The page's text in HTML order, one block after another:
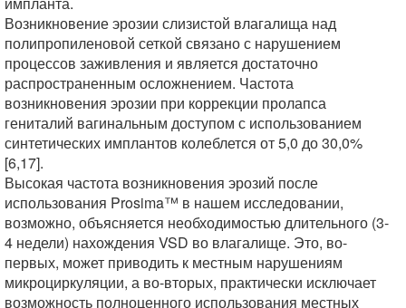
Возникновение эрозии слизистой влагалища над
полипропиленовой сеткой связано с нарушением
процессов заживления и является достаточно
распространенным осложнением. Частота
возникновения эрозии при коррекции пролапса
гениталий вагинальным доступом с использованием
синтетических имплантов колеблется от 5,0 до 30,0%
[6,17].
Высокая частота возникновения эрозий после
использования Prosima™ в нашем исследовании,
возможно, объясняется необходимостью длительного (3-
4 недели) нахождения VSD во влагалище. Это, во-
первых, может приводить к местным нарушениям
микроциркуляции, а во-вторых, практически исключает
возможность полноценного использования местных